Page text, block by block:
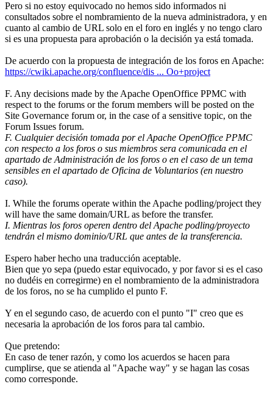
Pero si no estoy equivocado no hemos sido informados ni
consultados sobre el nombramiento de la nueva administradora, y en
cuanto al cambio de URL solo en el foro en inglés y no tengo claro
si es una propuesta para aprobación o la decisión ya está tomada.
De acuerdo con la propuesta de integración de los foros en Apache:
https://cwiki.apache.org/confluence/dis ... Oo+project
F. Any decisions made by the Apache OpenOffice PPMC with
respect to the forums or the forum members will be posted on the
Site Governance forum or, in the case of a sensitive topic, on the
Forum Issues forum.
F. Cualquier decisión tomada por el Apache OpenOffice PPMC
con respecto a los foros o sus miembros sera comunicada en el
apartado de Administración de los foros o en el caso de un tema
sensibles en el apartado de Oficina de Voluntarios (en nuestro
caso).
I. While the forums operate within the Apache podling/project they
will have the same domain/URL as before the transfer.
I. Mientras los foros operen dentro del Apache podling/proyecto
tendrán el mismo dominio/URL que antes de la transferencia.
Espero haber hecho una traducción aceptable.
Bien que yo sepa (puedo estar equivocado, y por favor si es el caso
no dudéis en corregirme) en el nombramiento de la administradora
de los foros, no se ha cumplido el punto F.
Y en el segundo caso, de acuerdo con el punto "I" creo que es
necesaria la aprobación de los foros para tal cambio.
Que pretendo:
En caso de tener razón, y como los acuerdos se hacen para
cumplirse, que se atienda al "Apache way" y se hagan las cosas
como corresponde.